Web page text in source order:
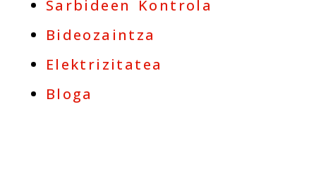
Sarbideen Kontrola
Bideozaintza
Elektrizitatea
Bloga